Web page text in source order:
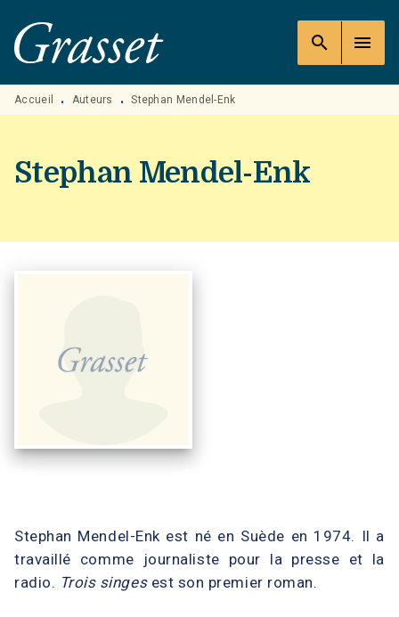
MENU RECHERCHE
PIED DE PAGE
search menu
Accueil • Auteurs • Stephan Mendel-Enk
Stephan Mendel-Enk
Stephan Mendel-Enk est né en Suède en 1974. Il a
travaillé comme journaliste pour la presse et la
radio. Trois singesest son premier roman.